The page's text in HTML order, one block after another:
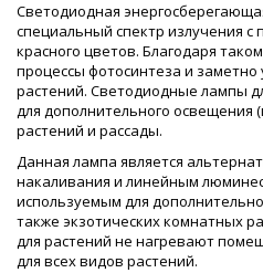
Светодиодная
специальный спектр излучения с
красного цветов. Благодаря
процессы фотосинтеза и заметно
растений. Светодиодные лампы
для дополнительного освещения
растений и рассады.
Данная лампа является
накаливания и линейным
используемым для
также экзотических комнатных
для растений не нагревают
для всех видов растений.